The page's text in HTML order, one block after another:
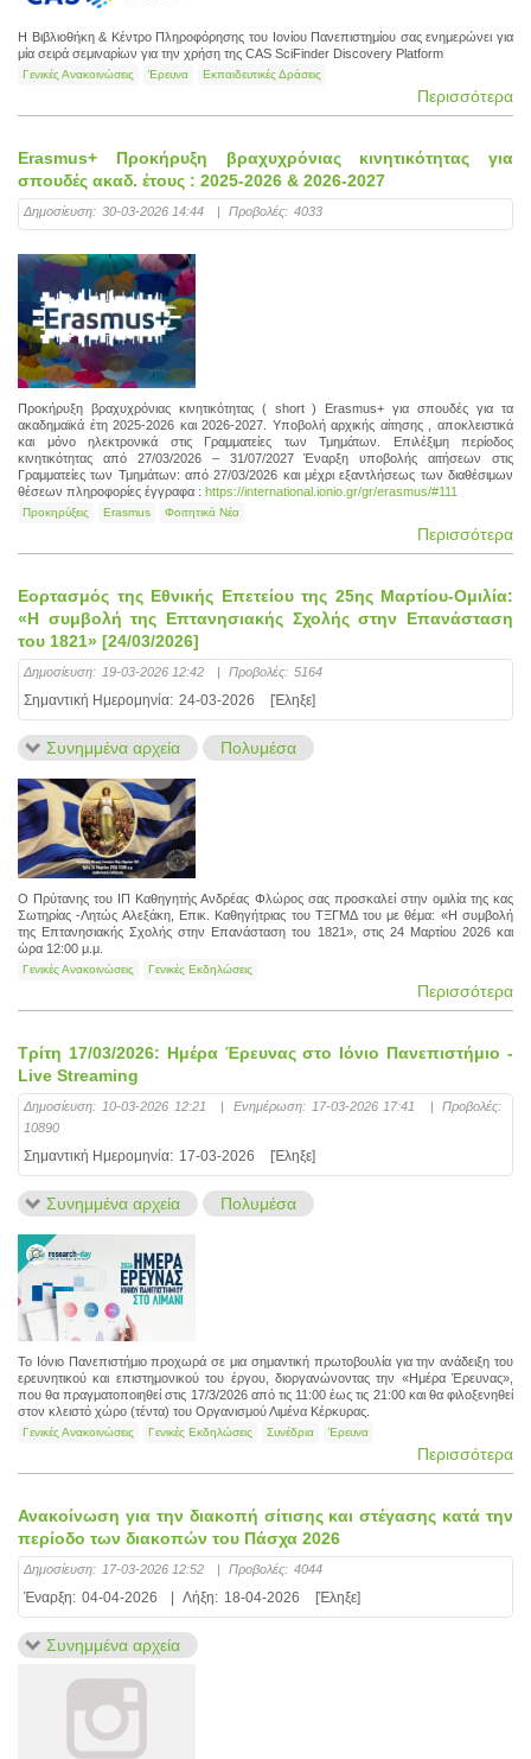
Η Βιβλιοθήκη & Κέντρο Πληροφόρησης του Ιονίου Πανεπιστημίου σας ενημερώνει για
μία σειρά σεμιναρίων για την χρήση της CAS SciFinder Discovery Platform
Γενικές Ανακοινώσεις Έρευνα Εκπαιδευτικές Δράσεις
Περισσότερα
Erasmus+ Προκήρυξη βραχυχρόνιας κινητικότητας για
σπουδές ακαδ. έτους : 2025-2026 & 2026-2027
Δημοσίευση: 30-03-2026 14:44 | Προβολές: 4033
Προκήρυξη βραχυχρόνιας κινητικότητας ( short ) Erasmus+ για σπουδές για τα
ακαδημαϊκά έτη 2025-2026 και 2026-2027. Υποβολή αρχικής αίτησης , αποκλειστικά
και μόνο ηλεκτρονικά στις Γραμματείες των Τμημάτων. Επιλέξιμη περίοδος
κινητικότητας από 27/03/2026 – 31/07/2027 Έναρξη υποβολής αιτήσεων στις
Γραμματείες των Τμημάτων: από 27/03/2026 και μέχρι εξαντλήσεως των διαθέσιμων
θέσεων πληροφορίες έγγραφα : https://international.ionio.gr/gr/erasmus/#111
Προκηρύξεις Erasmus Φοιτητικά Νέα
Περισσότερα
Εορτασμός της Εθνικής Επετείου της 25ης Μαρτίου-Ομιλία:
«Η συμβολή της Επτανησιακής Σχολής στην Επανάσταση
του 1821» [24/03/2026]
Δημοσίευση: 19-03-2026 12:42 | Προβολές: 5164
Σημαντική Ημερομηνία: 24-03-2026 [Έληξε]
Συνημμένα αρχεία Πολυμέσα
Ο Πρύτανης του ΙΠ Καθηγητής Ανδρέας Φλώρος σας προσκαλεί στην ομιλία της κας
Σωτηρίας -Λητώς Αλεξάκη, Επικ. Καθηγήτριας του ΤΞΓΜΔ του με θέμα: «Η συμβολή
της Επτανησιακής Σχολής στην Επανάσταση του 1821», στις 24 Μαρτίου 2026 και
ώρα 12:00 μ.μ.
Γενικές Ανακοινώσεις Γενικές Εκδηλώσεις
Περισσότερα
Τρίτη 17/03/2026: Ημέρα Έρευνας στο Ιόνιο Πανεπιστήμιο -
Live Streaming
Δημοσίευση: 10-03-2026 12:21 | Ενημέρωση: 17-03-2026 17:41 |
Προβολές:
10890
Σημαντική Ημερομηνία: 17-03-2026 [Έληξε]
Συνημμένα αρχεία Πολυμέσα
Το Ιόνιο Πανεπιστήμιο προχωρά σε μια σημαντική πρωτοβουλία για την ανάδειξη του
ερευνητικού και επιστημονικού του έργου, διοργανώνοντας την «Ημέρα Έρευνας»,
που θα πραγματοποιηθεί στις 17/3/2026 από τις 11:00 έως τις 21:00 και θα φιλοξενηθεί
στον κλειστό χώρο (τέντα) του Οργανισμού Λιμένα Κέρκυρας.
Γενικές Ανακοινώσεις Γενικές Εκδηλώσεις Συνέδρια Έρευνα
Περισσότερα
Ανακοίνωση για την διακοπή σίτισης και στέγασης κατά την
περίοδο των διακοπών του Πάσχα 2026
Δημοσίευση: 17-03-2026 12:52 | Προβολές: 4044
Έναρξη: 04-04-2026 | Λήξη: 18-04-2026 [Έληξε]
Συνημμένα αρχεία